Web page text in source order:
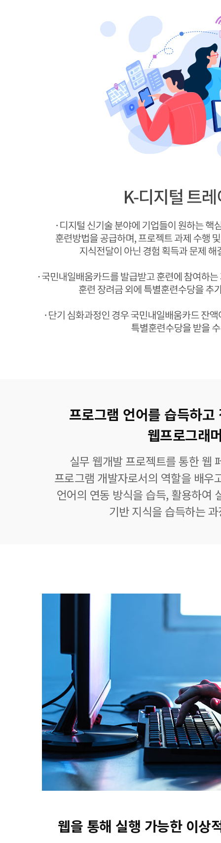
프로그램 언어를 습득하고
웹프로그래
실무 웹개발 프로젝트를 통한 웹
프로그램 개발자로서의 역할을 배우
언어의 연동 방식을 습득, 활용하여
기반 지식을 습득하는
웹을 통해 실행 가능한 이상